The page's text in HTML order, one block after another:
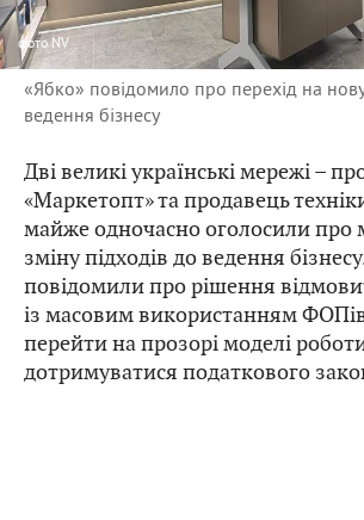
фотоNV
«Ябко» повідомило про перехід на
ведення бізнесу
Дві великі українські мережі –
«Маркетопт» та продавець
майже одночасно оголосили про
зміну підходів до ведення
повідомили про рішення
із масовим використанням ФОПів
перейти на прозорі моделі
дотримуватися податкового